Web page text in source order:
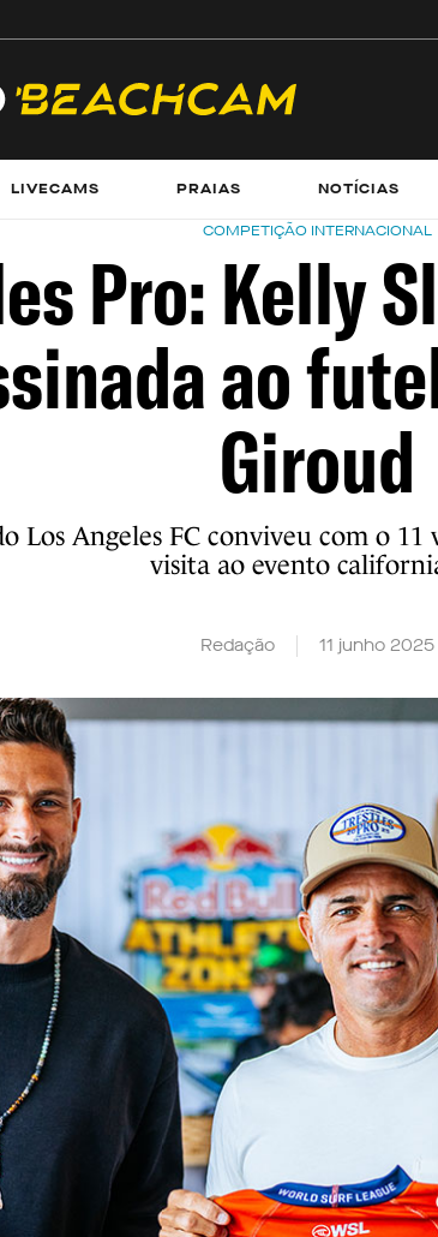
LIVECAMS PRAIAS NOTÍCIAS
COMPETIÇÃO INTERNACIONAL
Pro: Kelly
ao
Giroud
Los Angeles FC conviveu com o
visita ao evento
Redação 11 junho 2025